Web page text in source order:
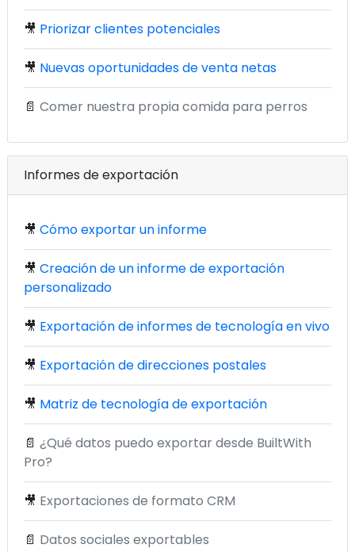
🎥 Priorizar clientes potenciales
🎥 Nuevas oportunidades de venta netas
📄 Comer nuestra propia comida para perros
Informes de exportación
🎥 Cómo exportar un informe
🎥 Creación de un informe de exportación
personalizado
🎥 Exportación de informes de tecnología en vivo
🎥 Exportación de direcciones postales
🎥 Matriz de tecnología de exportación
📄 ¿Qué datos puedo exportar desde BuiltWith
Pro?
🎥 Exportaciones de formato CRM
📄 Datos sociales exportables